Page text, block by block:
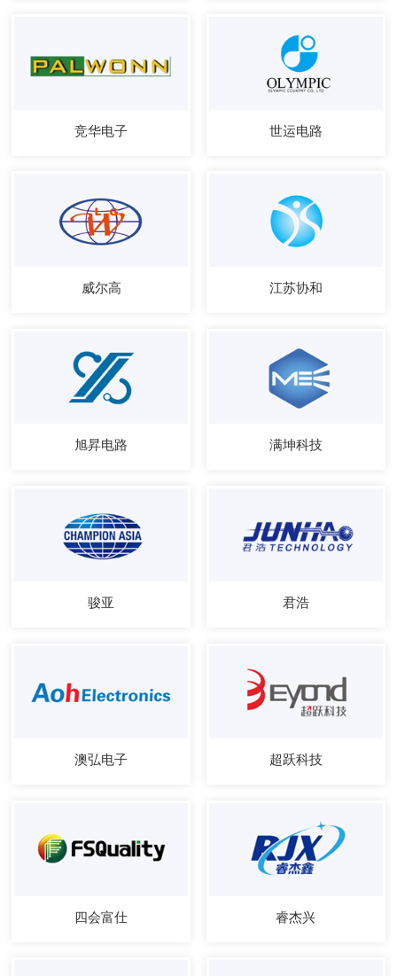
竞华电子 世运电路
威尔高 江苏协和
旭昇电路 满坤科技
骏亚 君浩
澳弘电子 超跃科技
四会富仕 睿杰兴